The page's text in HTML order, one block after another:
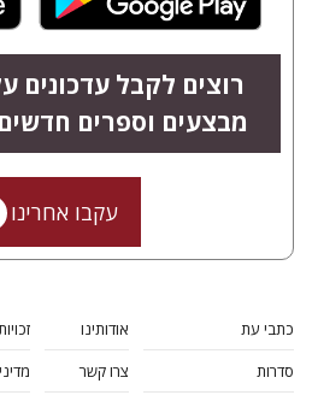
רוצים לקבל עדכונים
מבצעים וספרים
עקבו אחרינו
כתבי עת
סדרות
אודותינו
צרו קשר